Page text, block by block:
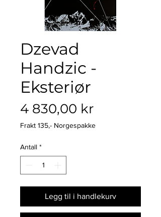
Dzevad
Handzic -
Eksteriør
4 830,00 krPris
Frakt 135,- Norgespakke
Antall *
Legg til i handlekurv